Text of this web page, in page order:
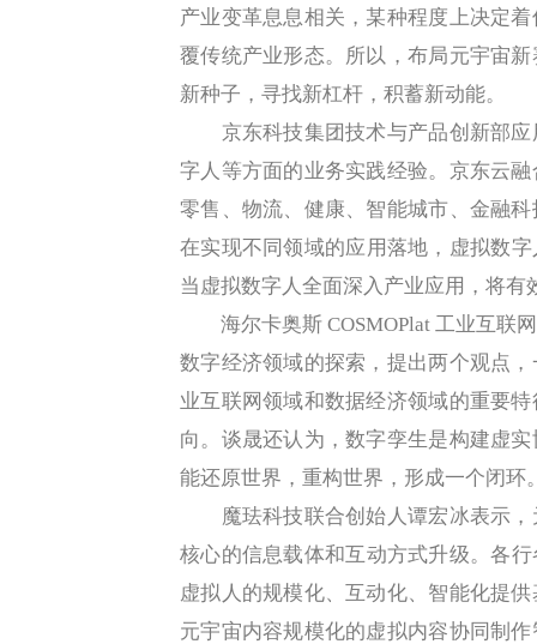
产业变革息息相关，某种程度上决定
覆传统产业形态。所以，布局元宇宙
新种子，寻找新杠杆，积蓄新动能。
京东科技集团技术与产品创新部应
字人等方面的业务实践经验。京东云
零售、物流、健康、智能城市、金融
在实现不同领域的应用落地，虚拟数
当虚拟数字人全面深入产业应用，将有
海尔卡奥斯 COSMOPlat 工业互联
数字经济领域的探索，提出两个观点
业互联网领域和数据经济领域的重要
向。谈晟还认为，数字孪生是构建虚
能还原世界，重构世界，形成一个闭环
魔珐科技联合创始人谭宏冰表示，
核心的信息载体和互动方式升级。各
虚拟人的规模化、互动化、智能化提
元宇宙内容规模化的虚拟内容协同制